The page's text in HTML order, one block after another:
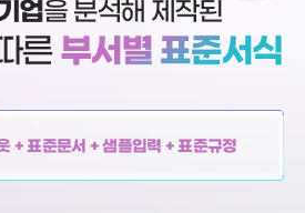
+ 표준문서 + 샘플입력 + 표준규정